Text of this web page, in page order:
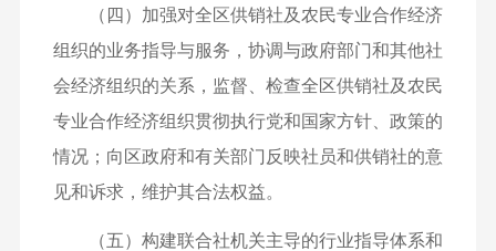
（四）加强对全区供销社及农民专业合作经济
组织的业务指导与服务，协调与政府部门和其他社
会经济组织的关系，监督、检查全区供销社及农民
专业合作经济组织贯彻执行党和国家方针、政策的
情况；向区政府和有关部门反映社员和供销社的意
见和诉求，维护其合法权益。
（五）构建联合社机关主导的行业指导体系和